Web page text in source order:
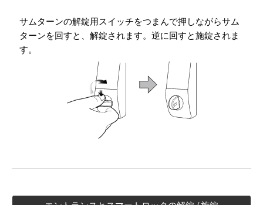
サムターンの解錠用スイッチをつまんで押しながらサム
ターンを回すと、解錠されます。逆に回すと施錠されま
す。